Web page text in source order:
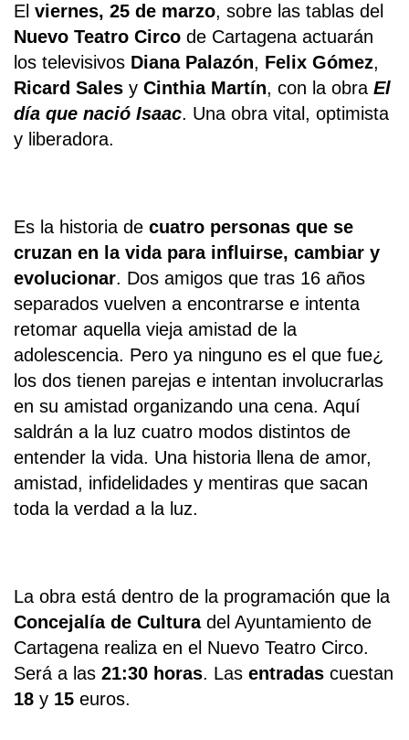
El viernes, 25 de marzo, sobre las tablas del
Nuevo Teatro Circo de Cartagena actuarán
los televisivos Diana Palazón, Felix Gómez,
Ricard Sales y Cinthia Martín, con la obra El
día que nació Isaac. Una obra vital, optimista
y liberadora.
Es la historia de cuatro personas que se
cruzan en la vida para influirse, cambiar y
evolucionar. Dos amigos que tras 16 años
separados vuelven a encontrarse e intenta
retomar aquella vieja amistad de la
adolescencia. Pero ya ninguno es el que fue¿
los dos tienen parejas e intentan involucrarlas
en su amistad organizando una cena. Aquí
saldrán a la luz cuatro modos distintos de
entender la vida. Una historia llena de amor,
amistad, infidelidades y mentiras que sacan
toda la verdad a la luz.
La obra está dentro de la programación que la
Concejalía de Cultura del Ayuntamiento de
Cartagena realiza en el Nuevo Teatro Circo.
Será a las 21:30 horas. Las entradas cuestan
18 y 15 euros.